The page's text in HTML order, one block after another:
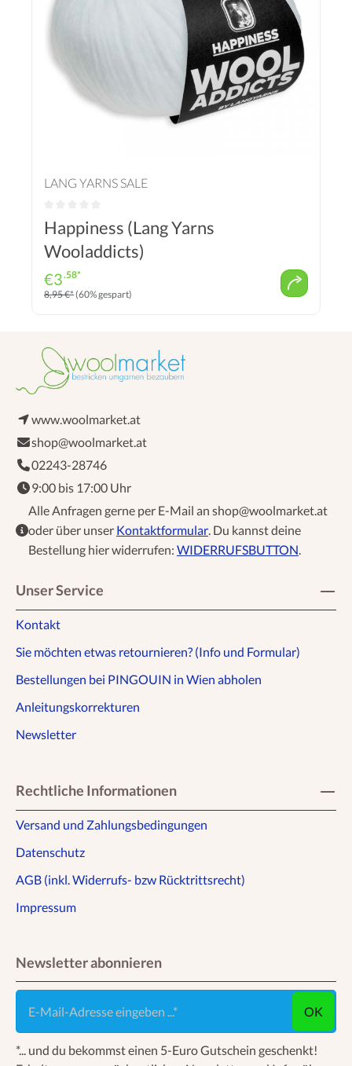
LANG YARNS SALE
Happiness (Lang Yarns
Wooladdicts)
€3.58*
8,95 €*(60% gespart)
www.woolmarket.at
shop@woolmarket.at
02243-28746
9:00 bis 17:00 Uhr
Alle Anfragen gerne per E-Mail an shop@woolmarket.at
oder über unser Kontaktformular. Du kannst deine
Bestellung hier widerrufen: WIDERRUFSBUTTON.
Unser Service
Kontakt
Sie möchten etwas retournieren? (Info und Formular)
Bestellungen bei PINGOUIN in Wien abholen
Anleitungskorrekturen
Newsletter
Rechtliche Informationen
Versand und Zahlungsbedingungen
Datenschutz
AGB (inkl. Widerrufs- bzw Rücktrittsrecht)
Impressum
Newsletter abonnieren
OK
*... und du bekommst einen 5-Euro Gutschein geschenkt!